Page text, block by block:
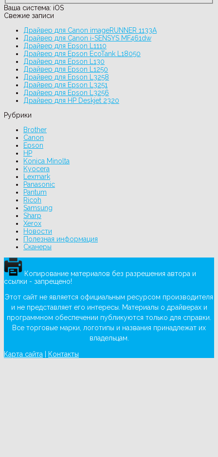
Ваша система: iOS
Свежие записи
Драйвер для Canon imageRUNNER 1133A
Драйвер для Canon i-SENSYS MF461dw
Драйвер для Epson L1110
Драйвер для Epson EcoTank L18050
Драйвер для Epson L130
Драйвер для Epson L1250
Драйвер для Epson L3258
Драйвер для Epson L3251
Драйвер для Epson L3256
Драйвер для HP Deskjet 2320
Рубрики
Brother
Canon
Epson
HP
Konica Minolta
Kyocera
Lexmark
Panasonic
Pantum
Ricoh
Samsung
Sharp
Xerox
Новости
Полезная информация
Сканеры
Копирование материалов без разрешения автора и
ссылки - запрещено!
Этот сайт не является официальным ресурсом производителя
и не представляет его интересы. Материалы о драйверах и
программном обеспечении публикуются только для справки.
Все торговые марки, логотипы и названия принадлежат их
владельцам.
Карта сайта Контакты